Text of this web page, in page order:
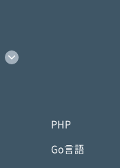
PHP
Go言語